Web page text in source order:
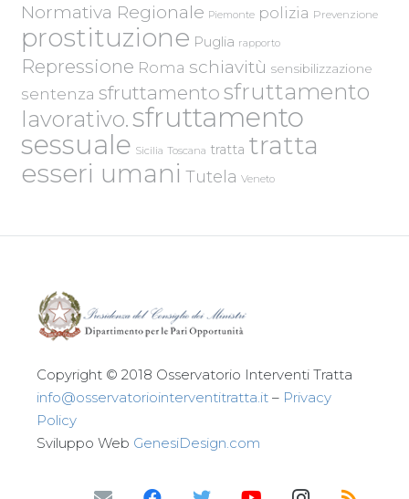
Normativa Regionale Piemonte polizia Prevenzione
prostituzione Puglia rapporto
Repressione Roma schiavitù sensibilizzazione
sentenza sfruttamento sfruttamento
lavorativo.sfruttamento
sessuale Sicilia Toscana tratta tratta
esseri umani Tutela Veneto
Copyright © 2018 Osservatorio Interventi Tratta
info@osservatoriointerventitratta.it – Privacy
Policy
Sviluppo Web GenesiDesign.com